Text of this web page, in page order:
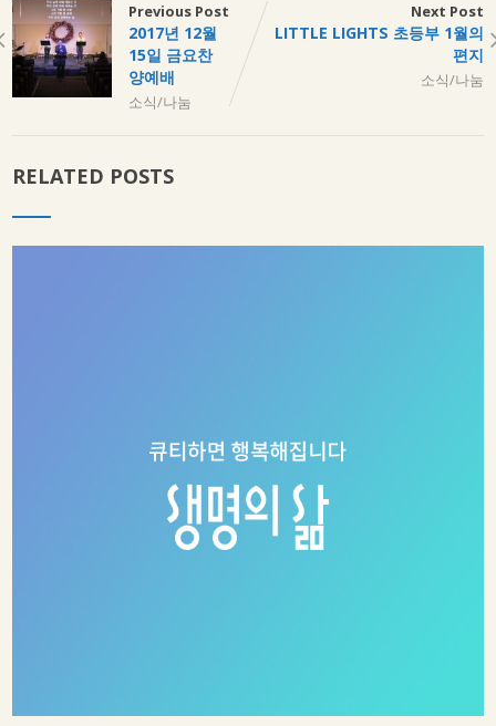
Previous Post
2017년 12월
15일 금요찬
양예배
소식/나눔
Next Post
LITTLE LIGHTS 초등부 1월의
편지
소식/나눔
RELATED POSTS